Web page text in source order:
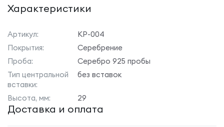
Характеристики
Артикул:
КР-004
Покрытия:
Серебрение
Проба:
Серебро 925 пробы
Тип центральной
вставки:
без вставок
Высота, мм: 29
Доставка и оплата